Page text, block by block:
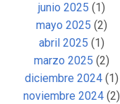
junio 2025 (1)
mayo 2025 (2)
abril 2025 (1)
marzo 2025 (2)
diciembre 2024(1)
noviembre 2024(2)